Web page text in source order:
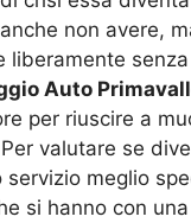
non avere,
liberamente
Auto
per riuscire a
valutare se
meglio
si hanno con